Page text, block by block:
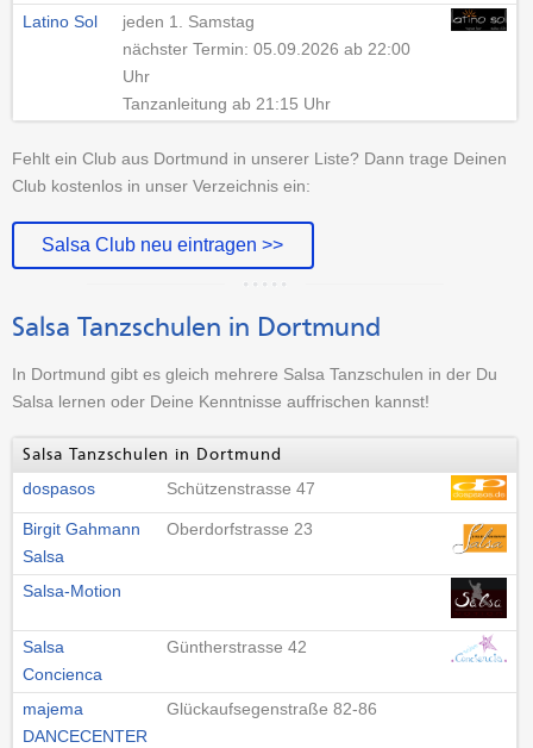
Latino Sol
jeden 1. Samstag
nächster Termin: 05.09.2026 ab 22:00
Uhr
Tanzanleitung ab 21:15 Uhr
Fehlt ein Club aus Dortmund in unserer Liste? Dann trage Deinen
Club kostenlos in unser Verzeichnis ein:
Salsa Club neu eintragen >>
Salsa Tanzschulen in Dortmund
In Dortmund gibt es gleich mehrere Salsa Tanzschulen in der Du
Salsa lernen oder Deine Kenntnisse auffrischen kannst!
Salsa Tanzschulen in Dortmund
dospasos Schützenstrasse 47
Birgit Gahmann
Salsa
Oberdorfstrasse 23
Salsa-Motion
Salsa
Concienca
Güntherstrasse 42
majema
DANCECENTER
Glückaufsegenstraße 82-86